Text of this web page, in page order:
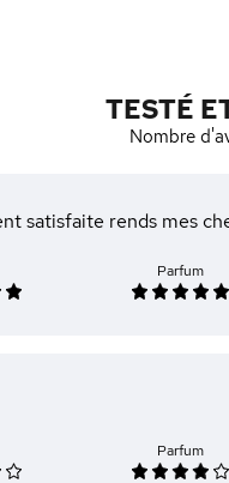
TESTÉ
Nombre
satisfaite rends mes
Parfum
Parfum